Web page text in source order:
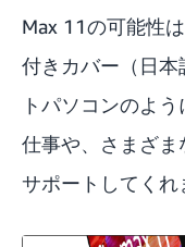
Max 11の可能性
付きカバー（日
トパソコンのよ
仕事や、さまざ
サポートしてくれ